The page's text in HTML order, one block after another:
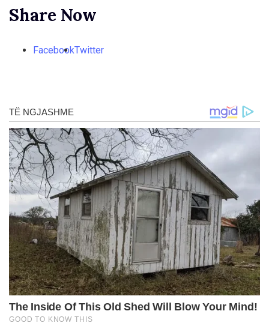
Share Now
FacebookTwitter